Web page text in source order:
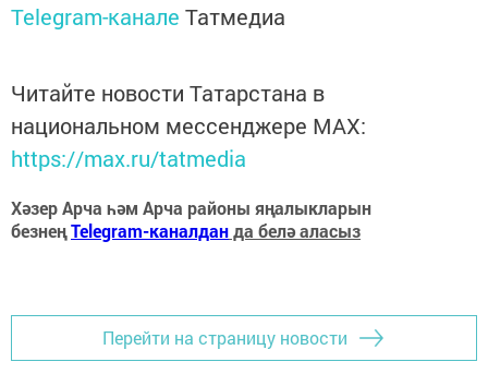
Telegram-канале Татмедиа
Читайте новости Татарстана в
национальном мессенджере MАХ:
https://max.ru/tatmedia
Хәзер Арча һәм Арча районы яңалыкларын
безнеңTelegram-каналданда белә аласыз
Перейти на страницу новости